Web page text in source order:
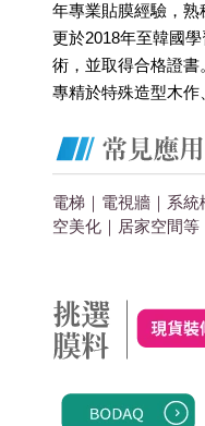
年專業貼膜經驗，熟
更於2018年至韓國
術，並取得合格證書
專精於特殊造型木作
電梯｜電視牆｜系
空美化 ｜居家空間等